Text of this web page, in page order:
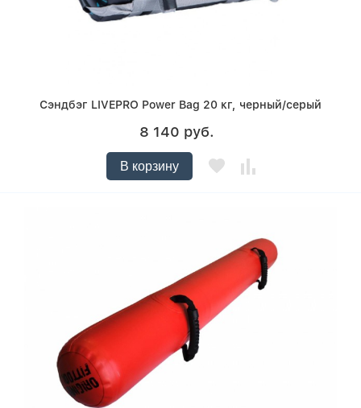
Сэндбэг LIVEPRO Power Bag 20 кг, черный/серый
8 140 руб.
В корзину